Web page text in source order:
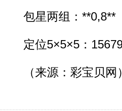
包星两组：**0,8**
定位5×5×5：
（来源：彩宝贝网）